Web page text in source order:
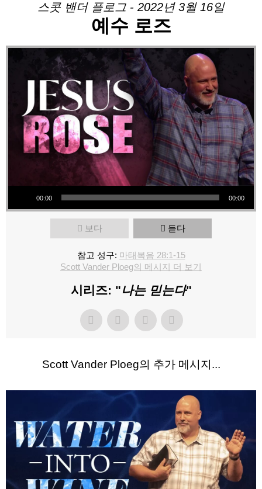
스콧 밴더 플로그 - 2022년 3월 16일
예수 로즈
오디오 플레이어
00:00 00:00
보다 듣다
참고 성구: 마태복음 28:1-15
Scott Vander Ploeg의 메시지 더 보기
시리즈: "나는 믿는다"
Scott Vander Ploeg의 추가 메시지...